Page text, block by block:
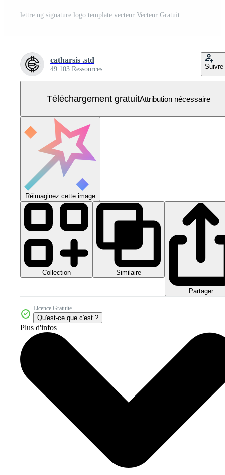
lettre ng signature logo template vecteur Vecteur Gratuit
catharsis .std
49 103 Ressources Suivre
Téléchargement gratuitAttribution nécessaire
Réimaginez cette image
Collection Similaire
Partager
Licence Gratuite
Qu'est-ce que c'est ?
Plus d'infos